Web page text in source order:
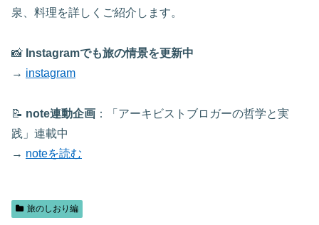
泉、料理を詳しくご紹介します。
📸 Instagramでも旅の情景を更新中
→ instagram
📝 note連動企画 ：「アーキビストブロガーの哲学と実
践」連載中
→ noteを読む
旅のしおり編